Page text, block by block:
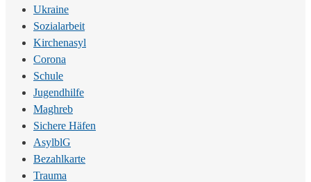
Ukraine
Sozialarbeit
Kirchenasyl
Corona
Schule
Jugendhilfe
Maghreb
Sichere Häfen
AsylblG
Bezahlkarte
Trauma